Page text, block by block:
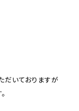
だいておりますが